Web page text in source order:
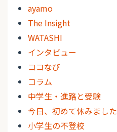
ayamo
The Insight
WATASHI
インタビュー
ココなび
コラム
中学生・進路と受験
今日、初めて休みました
小学生の不登校